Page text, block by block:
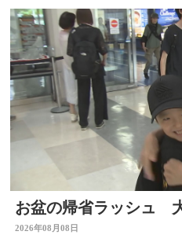
お盆の帰省ラッシュ
2026年08月08日